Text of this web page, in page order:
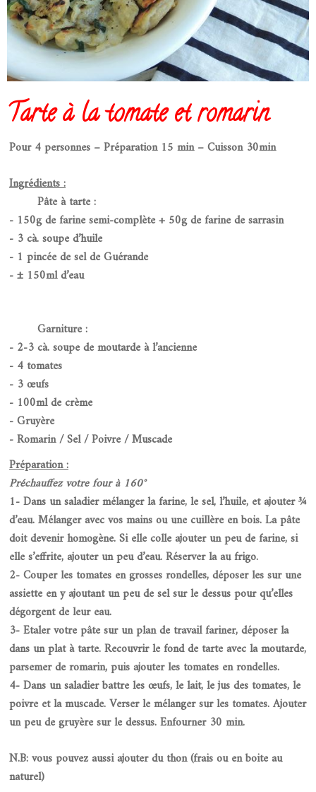
Tarte à la tomate et romarin
Pour 4 personnes – Préparation 15 min – Cuisson 30min
Ingrédients :
Pâte à tarte :
- 150g de farine semi-complète + 50g de farine de sarrasin
- 3 cà. soupe d’huile
- 1 pincée de sel de Guérande
- ± 150ml d’eau
Garniture :
- 2-3 cà. soupe de moutarde à l’ancienne
- 4 tomates
- 3 œufs
- 100ml de crème
- Gruyère
- Romarin / Sel / Poivre / Muscade
Préparation :
Préchauffez votre four à 160°
1- Dans un saladier mélanger la farine, le sel, l’huile, et ajouter ¾
d’eau. Mélanger avec vos mains ou une cuillère en bois. La pâte
doit devenir homogène. Si elle colle ajouter un peu de farine, si
elle s’effrite, ajouter un peu d’eau. Réserver la au frigo.
2- Couper les tomates en grosses rondelles, déposer les sur une
assiette en y ajoutant un peu de sel sur le dessus pour qu’elles
dégorgent de leur eau.
3- Etaler votre pâte sur un plan de travail fariner, déposer la
dans un plat à tarte. Recouvrir le fond de tarte avec la moutarde,
parsemer de romarin, puis ajouter les tomates en rondelles.
4- Dans un saladier battre les œufs, le lait, le jus des tomates, le
poivre et la muscade. Verser le mélanger sur les tomates. Ajouter
un peu de gruyère sur le dessus. Enfourner 30 min.
N.B: vous pouvez aussi ajouter du thon (frais ou en boite au
naturel)